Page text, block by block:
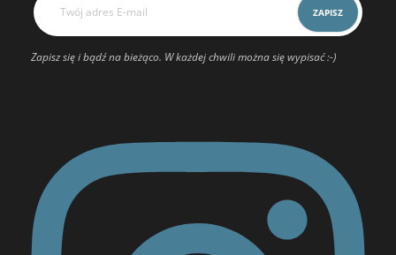
Zapisz się i bądź na bieżąco. W każdej chwili można się wypisać :-)